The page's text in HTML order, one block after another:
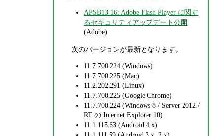
APSB13-16: Adobe Flash Player に関す
るセキュリティアップデート公開
(Adobe)
次のバージョンが最新となります。
11.7.700.224 (Windows)
11.7.700.225 (Mac)
11.2.202.291 (Linux)
11.7.700.225 (Google Chrome)
11.7.700.224 (Windows 8 / Server 2012 /
RT の Internet Explorer 10)
11.1.115.63 (Android 4.x)